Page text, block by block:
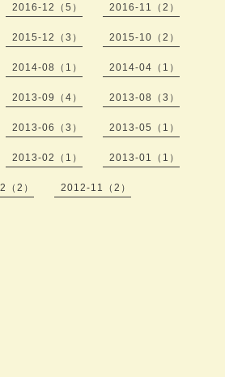
2016-12（5） 2016-11（2）
2015-12（3） 2015-10（2）
2014-08（1） 2014-04（1）
2013-09（4） 2013-08（3）
2013-06（3） 2013-05（1）
2013-02（1） 2013-01（1）
2） 2012-11（2）